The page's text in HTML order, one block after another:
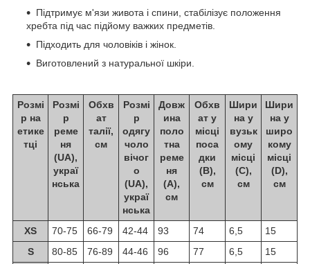
Підтримує м'язи живота і спини, стабілізує положення
хребта під час підйому важких предметів.
Підходить для чоловіків і жінок.
Виготовлений з натуральної шкіри.
Розмі
р на
етике
тці
Розмі
р
реме
ня
(UA),
украї
нська
Обхв
ат
талії,
см
Розмі
р
одягу
чоло
вічог
о
(UA),
украї
нська
Довж
ина
поло
тна
реме
ня
(A),
см
Обхв
ат у
місці
поса
дки
(B),
см
Шири
на у
вузьк
ому
місці
(C),
см
Шири
на у
широ
кому
місці
(D),
см
XS 70-75 66-79 42-44 93 74 6,5
15
S
80-85 76-89 44-46 96 77 6,5
15